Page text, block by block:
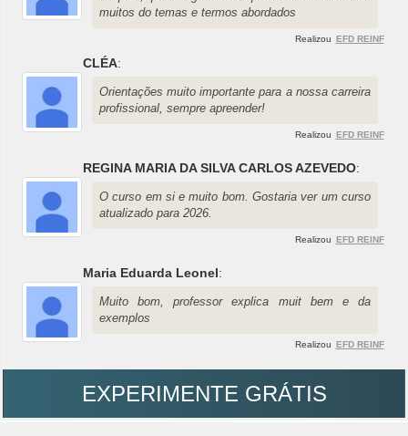
muitos do temas e termos abordados
Realizou EFD REINF
CLÉA:
Orientações muito importante para a nossa carreira
profissional, sempre apreender!
Realizou EFD REINF
REGINA MARIA DA SILVA CARLOS AZEVEDO:
O curso em si e muito bom. Gostaria ver um curso
atualizado para 2026.
Realizou EFD REINF
Maria Eduarda Leonel:
Muito bom, professor explica muit bem e da
exemplos
Realizou EFD REINF
EXPERIMENTE GRÁTIS